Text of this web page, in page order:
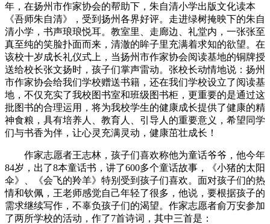
年，在扬州市作家协会的帮助下，朱自清小学出版文化读本
《吾师朱自清》，受到扬州各界好评。 走进绿树掩映下的朱自
清小学，书声琅琅悦耳。教室里、走廊边、礼堂内，一张张至
真至纯的笑脸扑面而来，清澈的眸子里充满着求知的欲望。 在
该校十岁成长礼仪式上， 当扬州市作家协会阅读基地的铜牌授
送给校长张文扬时，孩子们掌声雷动。张校长动情地说：扬州
市作家协会给我们学校赠送书籍，还在我们学校设立了阅读基
地，不仅充实了我校图书室和班级图书柜，更重要的是通过这
批图书的合理运用，将为我校学生的健康成长提供了健康的精
神食粮，具有培养人、教育人、引导人的重要意义，希望同学
们与书香为伴，让心灵充满灵动，健康茁壮成长！
作家志愿者王志林，孩子们喜欢称他为童话爷爷，他今年
84岁，出了8本童话书，讲了600多个童话故事，《小猪的太阳
伞》、《会飞的羚羊》特别受到孩子们喜欢。面对孩子们的热
情和钦佩，王老师感觉自己年轻了很多，他说，要根据孩子的
需求继续写作，不辜负孩子们的渴望。作家志愿者俞万安参加
了两所学校的活动，作了7首诗词，其中三首是：